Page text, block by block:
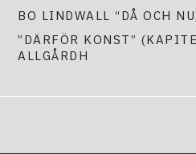
BO LINDWALL “DÅ OCH
”DÄRFÖR KONST”
ALLGÅRDH